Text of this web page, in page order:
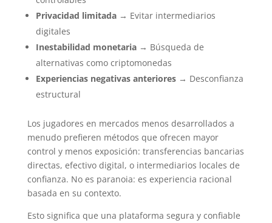
Privacidad limitada→ Evitar intermediarios
digitales
Inestabilidad monetaria→ Búsqueda de
alternativas como criptomonedas
Experiencias negativas anteriores→ Desconfianza
estructural
Los jugadores en mercados menos desarrollados a
menudo prefieren métodos que ofrecen mayor
control y menos exposición: transferencias bancarias
directas, efectivo digital, o intermediarios locales de
confianza. No es paranoia: es experiencia racional
basada en su contexto.
Esto significa que una plataforma segura y confiable